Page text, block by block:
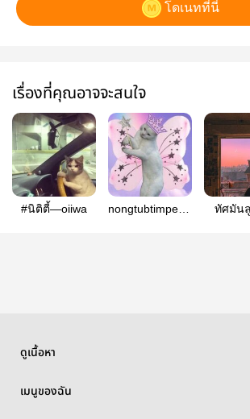
โดเนทที่นี่
เรื่องที่คุณอาจจะสนใจ
#นิติตี้—oiiwa
nongtubtimpenmeowทัศมันลู
ดูเนื้อหา
เมนูของฉัน